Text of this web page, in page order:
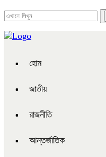
হোম
জাতীয়
রাজনীতি
আন্তর্জাতিক